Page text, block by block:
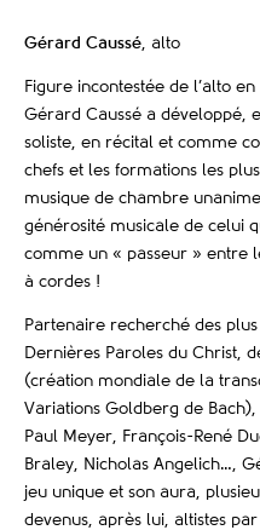
Gérard Caussé, alto
Figure incontestée de l’alto
Gérard Caussé a développé,
soliste, en récital et comme
chefs et les formations les
musique de chambre
générosité musicale de celui
comme un « passeur » entre
à cordes !
Partenaire recherché des
Dernières Paroles du Christ,
(création mondiale de la
Variations Goldberg de
Paul Meyer, François-René
Braley, Nicholas Angelich…,
jeu unique et son aura,
devenus, après lui, altistes